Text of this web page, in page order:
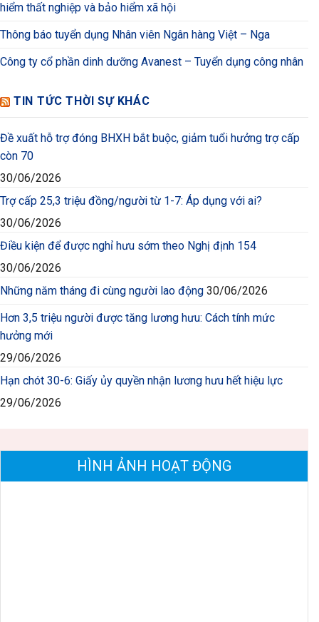
hiểm thất nghiệp và bảo hiểm xã hội
Thông báo tuyển dụng Nhân viên Ngân hàng Việt – Nga
Công ty cổ phần dinh dưỡng Avanest – Tuyển dụng công nhân
TIN TỨC THỜI SỰ KHÁC
Đề xuất hỗ trợ đóng BHXH bắt buộc, giảm tuổi hưởng trợ cấp
còn 70
30/06/2026
Trợ cấp 25,3 triệu đồng/người từ 1-7: Áp dụng với ai?
30/06/2026
Điều kiện để được nghỉ hưu sớm theo Nghị định 154
30/06/2026
Những năm tháng đi cùng người lao động 30/06/2026
Hơn 3,5 triệu người được tăng lương hưu: Cách tính mức
hưởng mới
29/06/2026
Hạn chót 30-6: Giấy ủy quyền nhận lương hưu hết hiệu lực
29/06/2026
HÌNH ẢNH HOẠT ĐỘNG